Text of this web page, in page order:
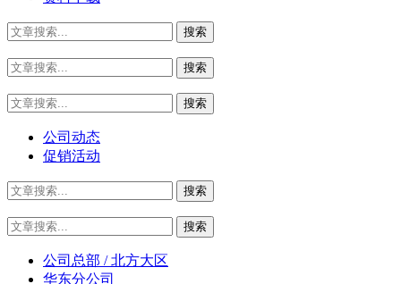
公司动态
促销活动
公司总部 / 北方大区
华东分公司